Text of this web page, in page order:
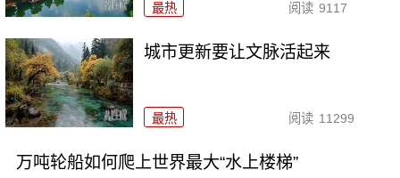
最热 阅读 9117
城市更新要让文脉活起来
最热 阅读 11299
万吨轮船如何爬上世界最大“水上楼梯”